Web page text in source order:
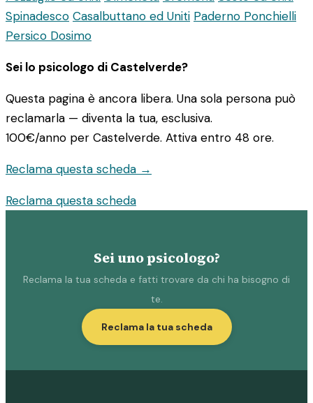
Spinadesco Casalbuttano ed Uniti Paderno Ponchielli
Persico Dosimo
Sei lo psicologo di Castelverde?
Questa pagina è ancora libera. Una sola persona può
reclamarla — diventa la tua, esclusiva.
100€/anno per Castelverde. Attiva entro 48 ore.
Reclama questa scheda →
Reclama questa scheda
Sei uno psicologo?
Reclama la tua scheda e fatti trovare da chi ha bisogno di
te.
Reclama la tua scheda